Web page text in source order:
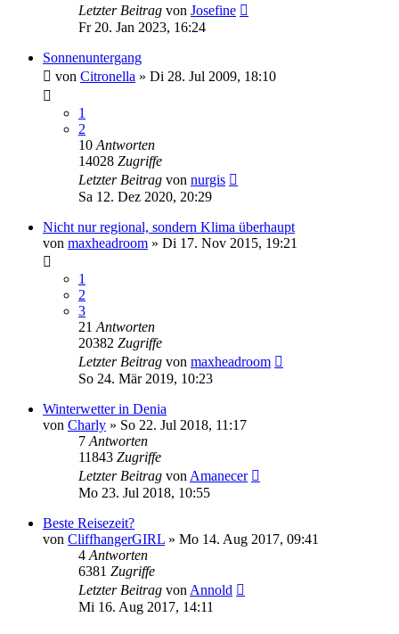
Letzter Beitrag von Josefine
Fr 20. Jan 2023, 16:24
Sonnenuntergang
von Citronella » Di 28. Jul 2009, 18:10
1
2
10 Antworten
14028 Zugriffe
Letzter Beitrag von nurgis
Sa 12. Dez 2020, 20:29
Nicht nur regional, sondern Klima überhaupt
von maxheadroom » Di 17. Nov 2015, 19:21
1
2
3
21 Antworten
20382 Zugriffe
Letzter Beitrag von maxheadroom
So 24. Mär 2019, 10:23
Winterwetter in Denia
von Charly » So 22. Jul 2018, 11:17
7 Antworten
11843 Zugriffe
Letzter Beitrag von Amanecer
Mo 23. Jul 2018, 10:55
Beste Reisezeit?
von CliffhangerGIRL » Mo 14. Aug 2017, 09:41
4 Antworten
6381 Zugriffe
Letzter Beitrag von Annold
Mi 16. Aug 2017, 14:11